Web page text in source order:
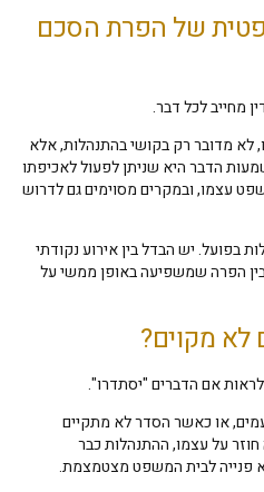
של הפרת הסכם
לכל דבר.
מדובר רק בקושי בהתנהלות, אלא
הדבר היא שניתן לפעול לאכיפתו
עצמו, ובמקרים מסוימים גם לדרוש
בפועל. יש הבדל בין אירוע נקודתי
הפרה שמשפיעה באופן ממשי על
מקוים?
אם הדברים "יסתדרו".
או כאשר הסדר לא מתקיים
על עצמו, ההתנהלות כבר
פנייה לבית המשפט מצטמצמת.